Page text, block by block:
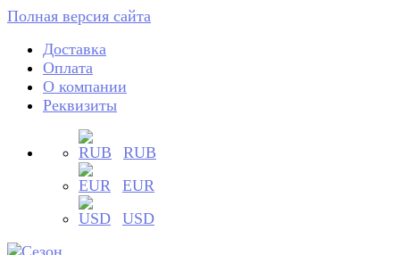
Полная версия сайта
Доставка
Оплата
О компании
Реквизиты
RUB
EUR
USD